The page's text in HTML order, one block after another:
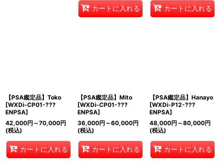
カートに入れる カートに入れる
【PSA鑑定品】Toko
[WXDi-CP01-???
ENPSA]
42,000円 ～70,000円
(税込)
カートに入れる
【PSA鑑定品】Mito
[WXDi-CP01-???
ENPSA]
36,000円 ～60,000円
(税込)
カートに入れる
【PSA鑑定品】Hanayo
[WXDi-P12-???
ENPSA]
48,000円 ～80,000円
(税込)
カートに入れる